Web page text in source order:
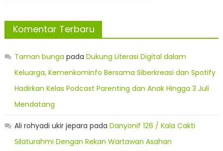
Komentar Terbaru
Taman bunga pada Dukung Literasi Digital dalam
Keluarga, Kemenkominfo Bersama Siberkreasi dan Spotify
Hadirkan Kelas Podcast Parenting dan Anak Hingga 3 Juli
Mendatang
Ali rohyadi ukir jepara pada Danyonif 126 / Kala Cakti
Silaturahmi Dengan Rekan Wartawan Asahan